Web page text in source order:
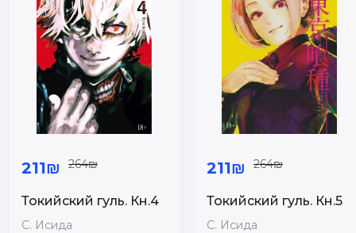
211₪ 264₪
Токийский гуль. Кн.4
С. Исида
211₪ 264₪
Токийский гуль. Кн.5
С. Исида